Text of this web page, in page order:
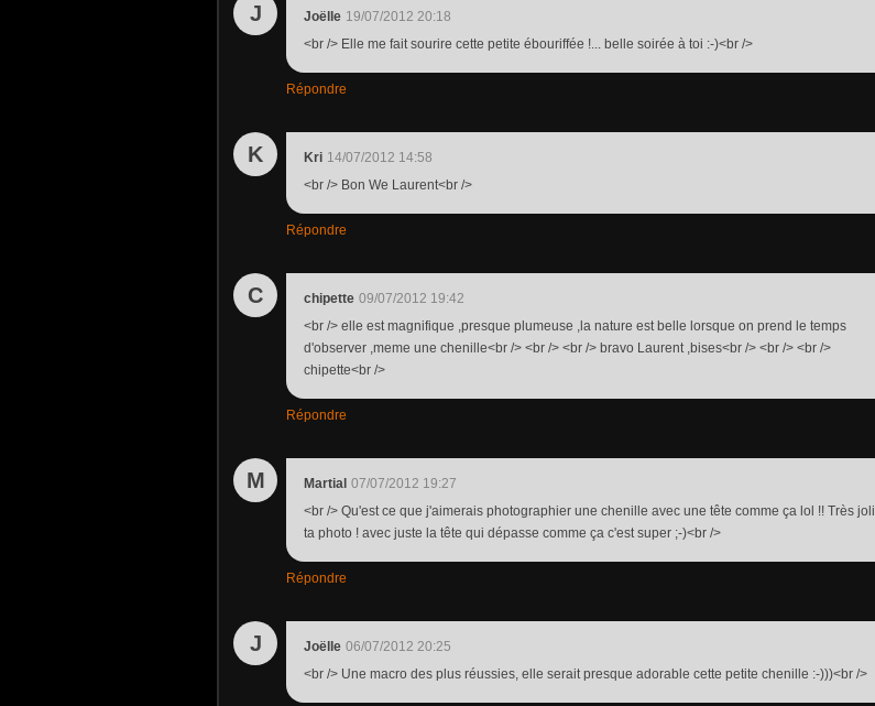
J Joëlle 19/07/2012 20:18
<br /> Elle me fait sourire cette petite ébouriffée !... belle soirée à toi :-)<br />
Répondre
K Kri 14/07/2012 14:58
<br /> Bon We Laurent<br />
Répondre
C chipette 09/07/2012 19:42
<br /> elle est magnifique ,presque plumeuse ,la nature est belle lorsque on prend le temps
d'observer ,meme une chenille<br /> <br /> <br /> bravo Laurent ,bises<br /> <br /> <br />
chipette<br />
Répondre
M Martial 07/07/2012 19:27
<br /> Qu'est ce que j'aimerais photographier une chenille avec une tête comme ça lol !! Très joli
ta photo ! avec juste la tête qui dépasse comme ça c'est super ;-)<br />
Répondre
J Joëlle 06/07/2012 20:25
<br /> Une macro des plus réussies, elle serait presque adorable cette petite chenille :-)))<br />